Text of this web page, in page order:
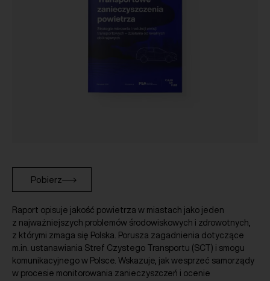
Pobierz
Raport opisuje jakość powietrza w miastach jako jeden
z najważniejszych problemów środowiskowych i zdrowotnych,
z którymi zmaga się Polska. Porusza zagadnienia dotyczące
m.in. ustanawiania Stref Czystego Transportu (SCT) i smogu
komunikacyjnego w Polsce. Wskazuje, jak wesprzeć samorządy
w procesie monitorowania zanieczyszczeń i ocenie